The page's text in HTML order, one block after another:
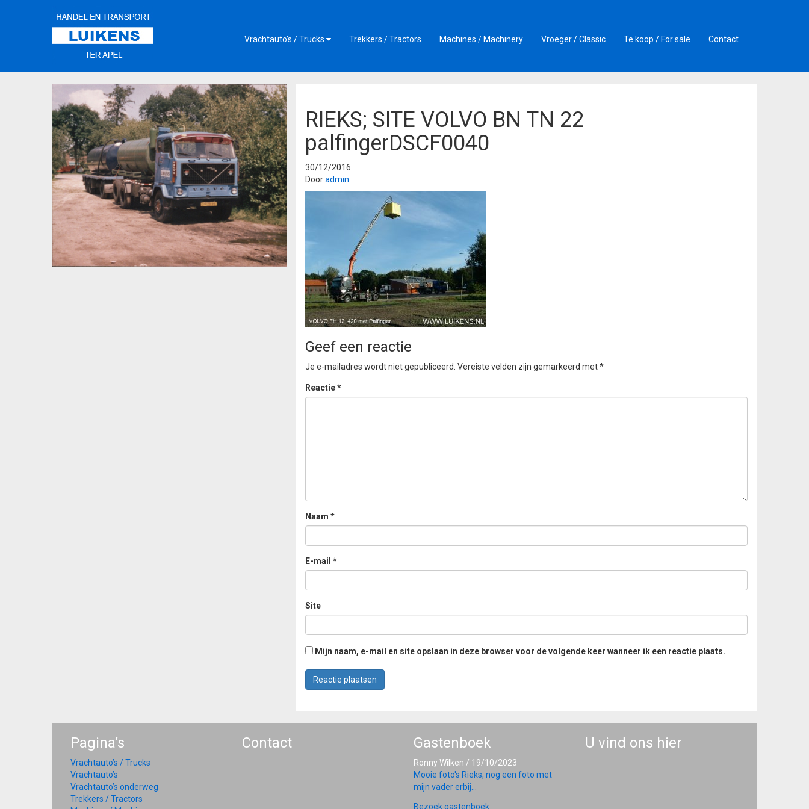
Vrachtauto’s / Trucks Trekkers / Tractors Machines / Machinery Vroeger / Classic Te koop / For sale Contact
RIEKS; SITE VOLVO BN TN 22
palfingerDSCF0040
30/12/2016
Dooradmin
Geef een reactie
Je e-mailadres wordt niet gepubliceerd. Vereiste velden zijn gemarkeerd met*
Reactie*
Naam *
E-mail *
Site
Mijn naam, e-mail en site opslaan in deze browser voor de volgende keer wanneer ik een reactie plaats.
Pagina’s
Vrachtauto’s / Trucks
Vrachtauto’s
Vrachtauto’s onderweg
Trekkers / Tractors
Contact Gastenboek
Ronny Wilken / 19/10/2023
Mooie foto's Rieks, nog een foto met
mijn vader erbij...
Bezoek gastenboek
U vind ons hier